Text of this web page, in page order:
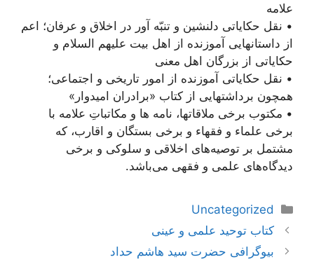
علامه
• نقل حکایاتی دلنشین و تنبّه آور در اخلاق و عرفان؛ اعم
از داستانهایی آموزنده از اهل بیت علیهم السلام و
حکایاتی از بزرگان اهل معنی
• نقل حکایاتی آموزنده از امور تاریخی و اجتماعی؛
همچون برداشتهایی از کتاب «برادران امیدوار»
• مکتوب برخی ملاقاتها، نامه ها و مکاتباتِ علامه با
برخی علماء و فقهاء و برخی بستگان و اقارب، که
مشتمل بر توصیه‌های اخلاقی و سلوکی و برخی
دیدگاه‌های علمی و فقهی می‌باشد.
دسته‌ها
Uncategorized
ناوبری
نوشته‌ها
کتاب توحید علمی و عینی
بیوگرافی حضرت سید هاشم حداد